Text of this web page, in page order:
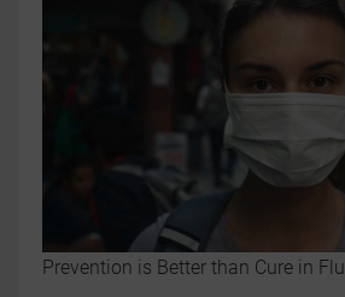
Prevention is Better than Cure in Flu